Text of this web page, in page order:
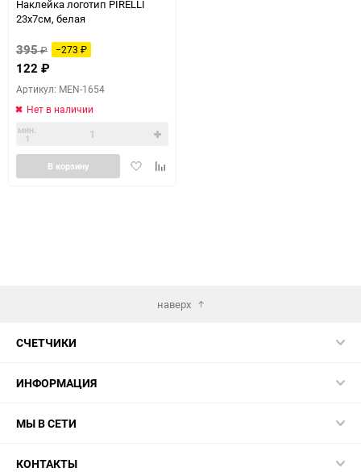
Наклейка логотип PIRELLI
23х7см, белая
395₽ −273 ₽
122 ₽
Артикул: MEN-1654
Нет в наличии
мин.
1
ДобавитьДобавить
В корзину
наверх
СЧЕТЧИКИ
ИНФОРМАЦИЯ
МЫ В СЕТИ
КОНТАКТЫ